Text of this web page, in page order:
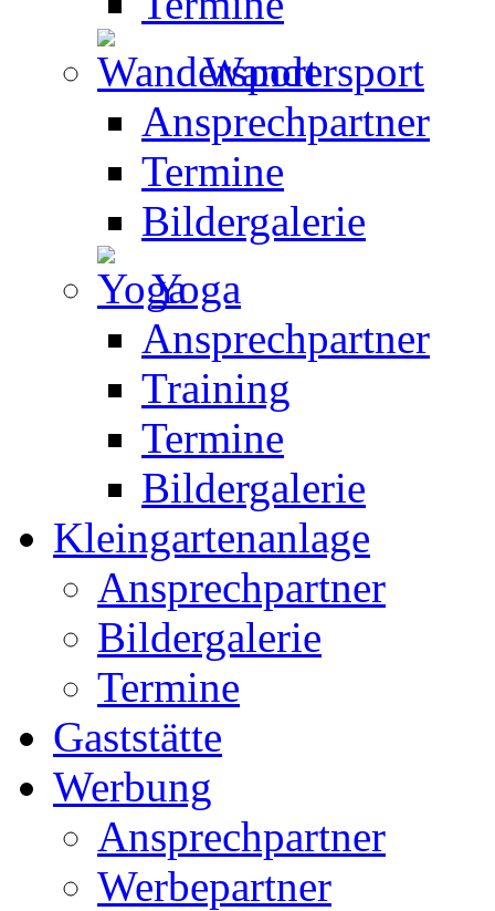
Wandersport
Ansprechpartner
Termine
Bildergalerie
Yoga
Ansprechpartner
Training
Termine
Bildergalerie
Kleingartenanlage
Ansprechpartner
Bildergalerie
Termine
Gaststätte
Werbung
Ansprechpartner
Werbepartner